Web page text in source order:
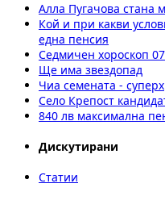
Алла Пугачова стана
Кой и при какви
една пенсия
Седмичен хороскоп
Ще има звездопад
Чиа семената -
Село Крепост
840 лв максимална
Дискутирани
Статии